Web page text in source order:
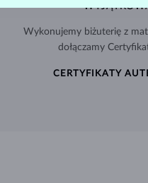
Wykonujemy biżuterię z
dołączamy
CERTYFIKATY